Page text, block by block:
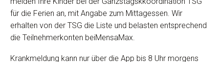
für die Ferien an, mit Angabe zum Mittagessen. Wir
erhalten von der TSG die Liste und belasten entsprechend
die Teilnehmerkonten beiMensaMax.
Krankmeldung kann nur über die App bis 8 Uhr morgens